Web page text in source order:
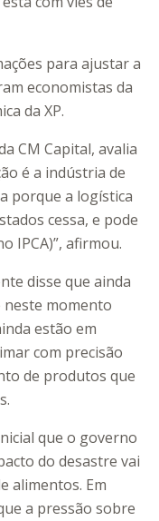
para ajustar a
economistas da
da XP.
CM Capital, avalia
é a indústria de
porque a logística
cessa, e pode
IPCA)”, afirmou.
disse que ainda
neste momento
estão em
com precisão
de produtos que
que o governo
do desastre vai
alimentos. Em
a pressão sobre